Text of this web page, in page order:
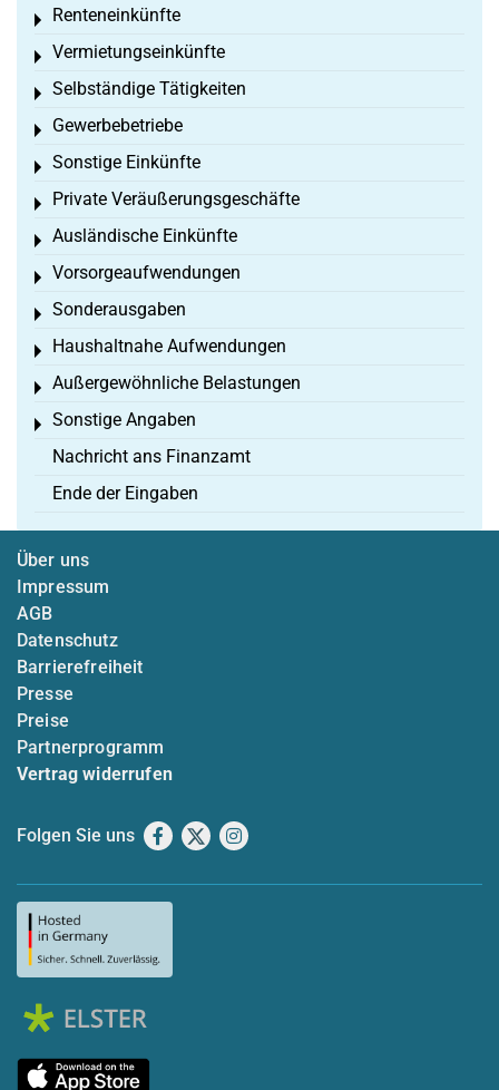
Renteneinkünfte
Toggle menu
Vermietungseinkünfte
Toggle menu
Selbständige Tätigkeiten
Toggle menu
Gewerbebetriebe
Toggle menu
Sonstige Einkünfte
Toggle menu
Private Veräußerungsgeschäfte
Toggle menu
Ausländische Einkünfte
Toggle menu
Vorsorgeaufwendungen
Toggle menu
Sonderausgaben
Toggle menu
Haushaltnahe Aufwendungen
Toggle menu
Außergewöhnliche Belastungen
Toggle menu
Sonstige Angaben
Toggle menu
Nachricht ans Finanzamt
Ende der Eingaben
Über uns
Impressum
AGB
Datenschutz
Barrierefreiheit
Presse
Preise
Partnerprogramm
Vertrag widerrufen
Folgen Sie uns Facebook
X Instagram